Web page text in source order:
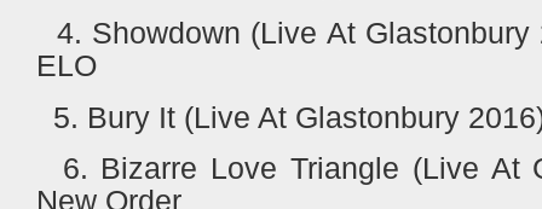
4. Showdown (Live At
ELO
5. Bury It (Live At Glastonbury
6. Bizarre Love Triangle (Live At
New Order